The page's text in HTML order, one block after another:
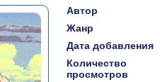
Автор
Жанр
Дата добавления
Количество
просмотров